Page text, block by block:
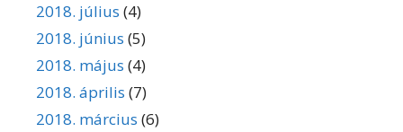
2018. július (4)
2018. június (5)
2018. május (4)
2018. április (7)
2018. március (6)